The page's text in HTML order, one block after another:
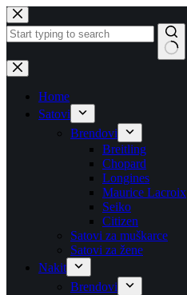
Skip
to
content
No
results
Home
Satovi
Brendovi
Breitling
Chopard
Longines
Maurice Lacroix
Seiko
Citizen
Satovi za muškarce
Satovi za žene
Nakit
Brendovi